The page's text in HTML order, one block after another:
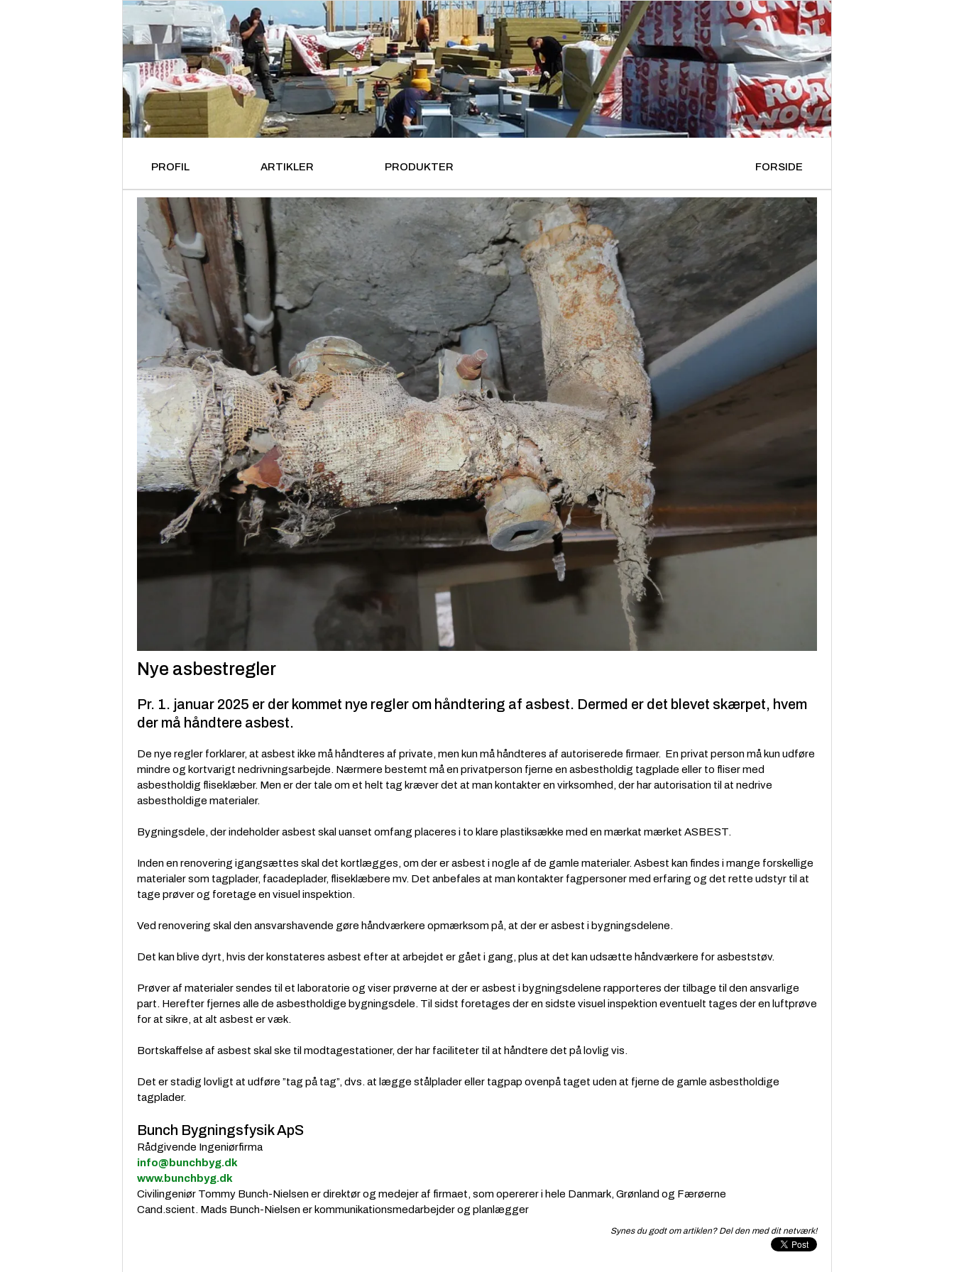
PROFIL ARTIKLER PRODUKTER FORSIDE
Nye asbestregler
Pr. 1. januar 2025 er der kommet nye regler om håndtering af asbest. Dermed er det blevet skærpet, hvem
der må håndtere asbest.
De nye regler forklarer, at asbest ikke må håndteres af private, men kun må håndteres af autoriserede firmaer. En privat person må kun udføre
mindre og kortvarigt nedrivningsarbejde. Nærmere bestemt må en privatperson fjerne en asbestholdig tagplade eller to fliser med
asbestholdig fliseklæber. Men er der tale om et helt tag kræver det at man kontakter en virksomhed, der har autorisation til at nedrive
asbestholdige materialer.
Bygningsdele, der indeholder asbest skal uanset omfang placeres i to klare plastiksække med en mærkat mærket ASBEST.
Inden en renovering igangsættes skal det kortlægges, om der er asbest i nogle af de gamle materialer. Asbest kan findes i mange forskellige
materialer som tagplader, facadeplader, fliseklæbere mv. Det anbefales at man kontakter fagpersoner med erfaring og det rette udstyr til at
tage prøver og foretage en visuel inspektion.
Ved renovering skal den ansvarshavende gøre håndværkere opmærksom på, at der er asbest i bygningsdelene.
Det kan blive dyrt, hvis der konstateres asbest efter at arbejdet er gået i gang, plus at det kan udsætte håndværkere for asbeststøv.
Prøver af materialer sendes til et laboratorie og viser prøverne at der er asbest i bygningsdelene rapporteres der tilbage til den ansvarlige
part. Herefter fjernes alle de asbestholdige bygningsdele. Til sidst foretages der en sidste visuel inspektion eventuelt tages der en luftprøve
for at sikre, at alt asbest er væk.
Bortskaffelse af asbest skal ske til modtagestationer, der har faciliteter til at håndtere det på lovlig vis.
Det er stadig lovligt at udføre ”tag på tag”, dvs. at lægge stålplader eller tagpap ovenpå taget uden at fjerne de gamle asbestholdige
tagplader.
Bunch Bygningsfysik ApS
Rådgivende Ingeniørfirma
info@bunchbyg.dk
www.bunchbyg.dk
Civilingeniør Tommy Bunch-Nielsen er direktør og medejer af firmaet, som opererer i hele Danmark, Grønland og Færøerne
Cand.scient. Mads Bunch-Nielsen er kommunikationsmedarbejder og planlægger
Synes du godt om artiklen? Del den med dit netværk!